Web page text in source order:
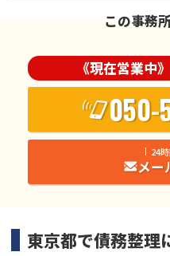
この事務
《現在営業中
050-
24
メー
東京都で債務整理